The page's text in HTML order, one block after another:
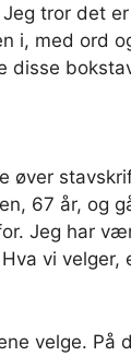
tror det
i, med ord
disse
øver
67 år, og
Jeg har
vi velger,
velge. På